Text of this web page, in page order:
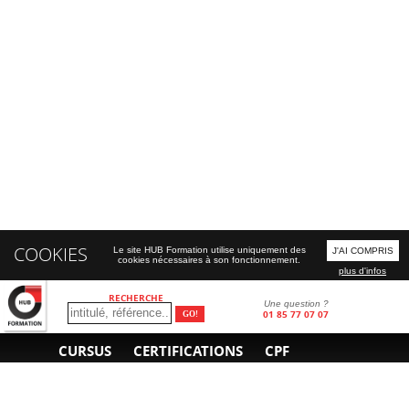
RECHERCHE Une question ?
01 85 77 07 07
CURSUS CERTIFICATIONS CPF
COOKIES
Le site HUB Formation utilise uniquement des
cookies nécessaires à son fonctionnement.
J'AI COMPRIS
plus d'infos